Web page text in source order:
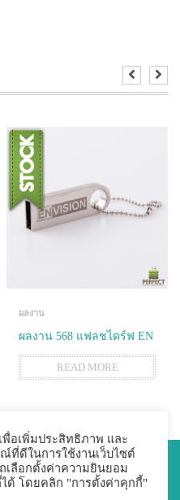
ผลงาน
ผลงาน 568 แฟลชไดร์ฟ EN
READ MORE
Co.,ltd. All Rights Reserved.
พื่อเพิ่มประสิทธิภาพ และ
ที่ดีในการใช้งานเว็บไซต์
เลือกตั้งค่าความยินยอม
ด้ โดยคลิก "การตั้งค่าคุกกี้"